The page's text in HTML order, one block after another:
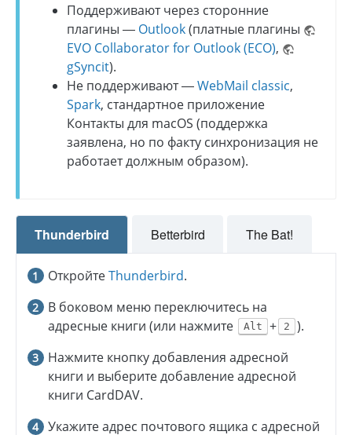
Поддерживают через сторонние
плагины — Outlook(платные плагины
EVO Collaborator for Outlook (ECO),
gSyncit).
Не поддерживают —WebMail classic,
Spark, стандартное приложение
Контакты для macOS (поддержка
заявлена, но по факту синхронизация не
работает должным образом).
Thunderbird Betterbird The Bat!
ОткройтеThunderbird.
В боковом меню переключитесь на
адресные книги (или нажмите
Alt + 2
).
Нажмите кнопку добавления адресной
книги и выберите добавление адресной
книги CardDAV.
Укажите адрес почтового ящика с адресной